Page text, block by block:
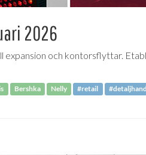
2026
och kontorsflyttar.
Bershka Nelly #retail